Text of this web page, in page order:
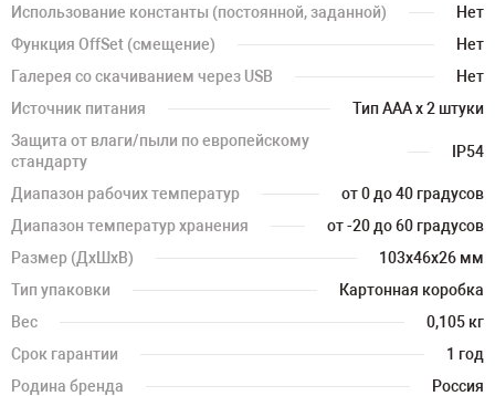
Использование константы (постоянной, заданной)
Нет
Функция OffSet (смещение)
Нет
Галерея со скачиванием через USB
Нет
Источник питания
Тип AAA x 2 штуки
Защита от влаги/пыли по европейскому
стандарту
IP54
Диапазон рабочих температур
от 0 до 40 градусов
Диапазон температур хранения
от -20 до 60 градусов
Размер (ДхШхВ)
103х46х26 мм
Тип упаковки
Картонная коробка
Вес
0,105 кг
Срок гарантии
1 год
Родина бренда
Россия